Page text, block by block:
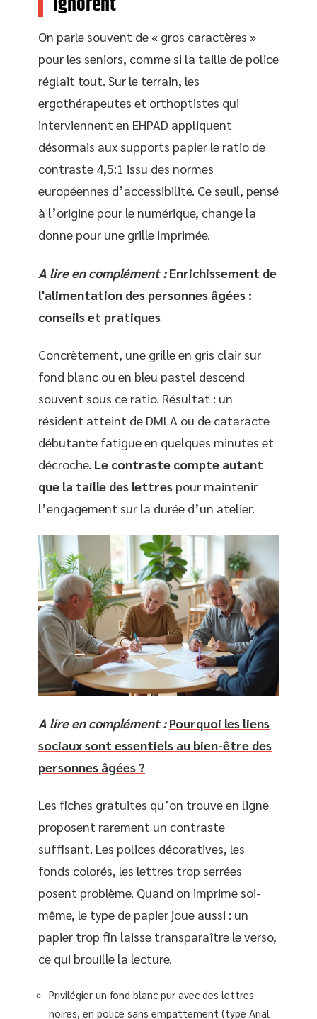
On parle souvent de « gros caractères »
pour les seniors, comme si la taille de police
réglait tout. Sur le terrain, les
ergothérapeutes et orthoptistes qui
interviennent en EHPAD appliquent
désormais aux supports papier le ratio de
contraste 4,5:1 issu des normes
européennes d’accessibilité. Ce seuil, pensé
à l’origine pour le numérique, change la
donne pour une grille imprimée.
A lire en complément : Enrichissement de
l'alimentation des personnes âgées :
conseils et pratiques
Concrètement, une grille en gris clair sur
fond blanc ou en bleu pastel descend
souvent sous ce ratio. Résultat : un
résident atteint de DMLA ou de cataracte
débutante fatigue en quelques minutes et
décroche. Le contraste compte autant
que la taille des lettres pour maintenir
l’engagement sur la durée d’un atelier.
A lire en complément : Pourquoi les liens
sociaux sont essentiels au bien-être des
personnes âgées ?
Les fiches gratuites qu’on trouve en ligne
proposent rarement un contraste
suffisant. Les polices décoratives, les
fonds colorés, les lettres trop serrées
posent problème. Quand on imprime soi-
même, le type de papier joue aussi : un
papier trop fin laisse transparaître le verso,
ce qui brouille la lecture.
Privilégier un fond blanc pur avec des lettres
noires, en police sans empattement (type Arial